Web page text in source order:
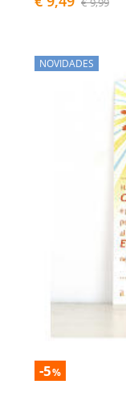
NOVIDADES
-5%